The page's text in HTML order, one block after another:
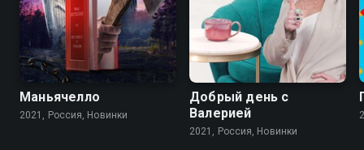
Маньячелло
2021, Россия, Новинки
Добрый день с
Валерией
2021, Россия, Новинки